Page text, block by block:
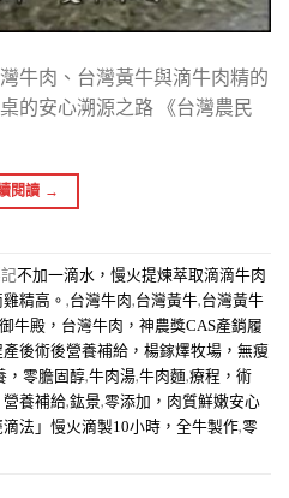
牛肉、台灣黃牛與滴牛肉精的
的安心溯源之路 《台灣農民
閱讀 →
不加一滴水，慢火提煉萃取滴滴牛肉
精高。 ,台灣牛肉,台灣黃牛,台灣黃牛
牛殿，台灣牛肉，神農獎CAS產銷履
後術後營養補給，楊鎵燡牧場，無瘦
，零膽固醇,牛肉湯,牛肉麵,療程，術
養補給,鈜景,零添加，肉質鮮嫩安心
法」慢火滴製10小時，全牛製作,零